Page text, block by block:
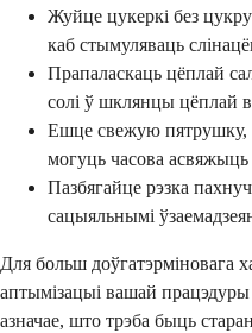
Жуйце цукеркі без
каб стымуляваць
Прапаласкаць цёплай
солі ў шклянцы цёплай
Ешце свежую пятрушку,
могуць часова
Пазбягайце рэзка
сацыяльнымі
Для больш доўгатэрміновага
аптымізацыі вашай
азначае, што трэба быць